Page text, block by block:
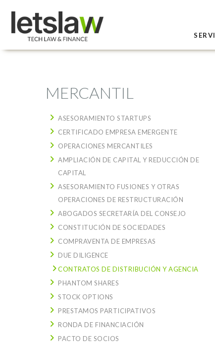
MERCANTIL
ASESORAMIENTO STARTUPS
CERTIFICADO EMPRESA EMERGENTE
OPERACIONES MERCANTILES
AMPLIACIÓN DE CAPITAL Y REDUCCIÓN DE
CAPITAL
ASESORAMIENTO FUSIONES Y OTRAS
OPERACIONES DE RESTRUCTURACIÓN
ABOGADOS SECRETARÍA DEL CONSEJO
CONSTITUCIÓN DE SOCIEDADES
COMPRAVENTA DE EMPRESAS
DUE DILIGENCE
CONTRATOS DE DISTRIBUCIÓN Y AGENCIA
PHANTOM SHARES
STOCK OPTIONS
PRESTAMOS PARTICIPATIVOS
RONDA DE FINANCIACIÓN
PACTO DE SOCIOS